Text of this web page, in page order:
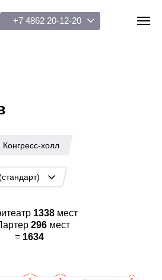
Подарочные сертификаты
+7 4862 20-12-20
Конгресс-холл
1338 мест
296 мест
= 1634